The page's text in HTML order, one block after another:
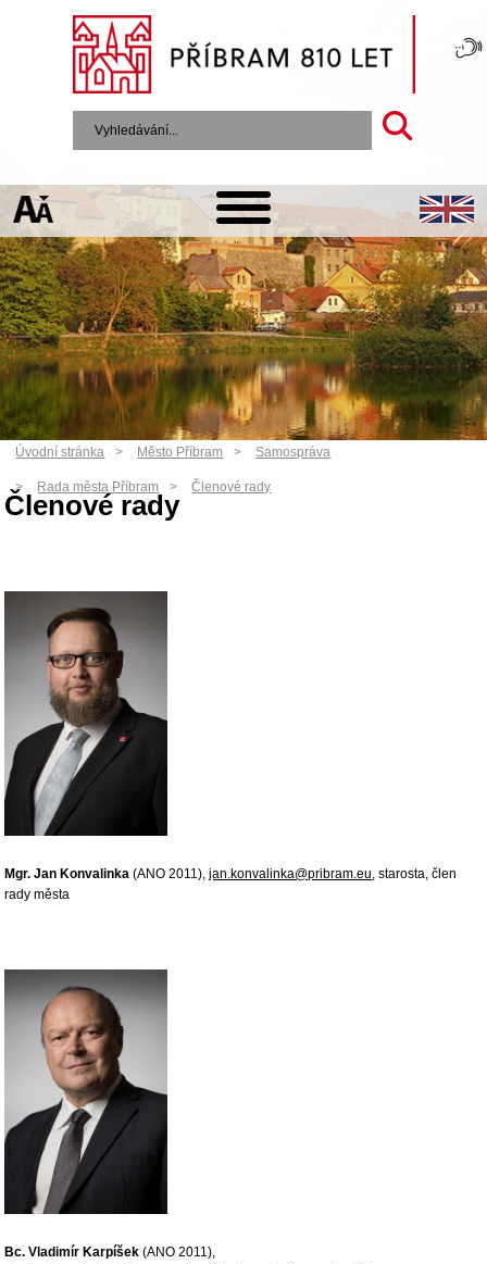
Úvodní stránka Město Příbram Samospráva
Rada města Příbram Členové rady
Členové rady
Mgr. Jan Konvalinka (ANO 2011),jan.konvalinka@pribram.eu, starosta, člen
rady města
Bc. Vladimír Karpíšek (ANO 2011),